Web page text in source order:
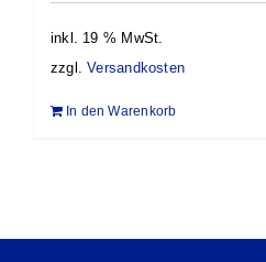
inkl. 19 % MwSt.
zzgl.Versandkosten
In den Warenkorb